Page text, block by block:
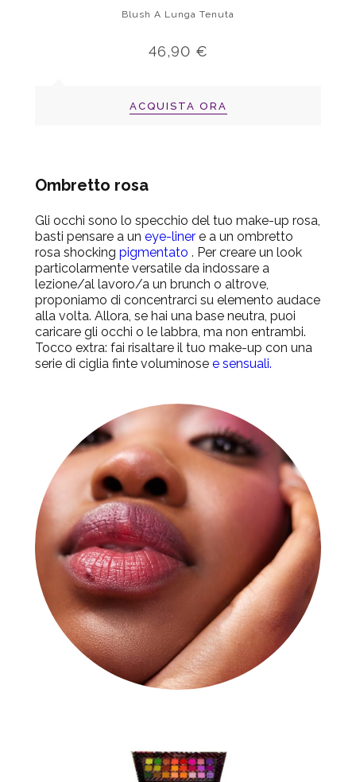
Blush A Lunga Tenuta
46,90 €
ACQUISTA ORA
Ombretto rosa
Gli occhi sono lo specchio del tuo make-up rosa,
basti pensare a un eye-liner e a un ombretto
rosa shocking pigmentato . Per creare un look
particolarmente versatile da indossare a
lezione/al lavoro/a un brunch o altrove,
proponiamo di concentrarci su elemento audace
alla volta. Allora, se hai una base neutra, puoi
caricare gli occhi o le labbra, ma non entrambi.
Tocco extra: fai risaltare il tuo make-up con una
serie di ciglia finte voluminose e sensuali.